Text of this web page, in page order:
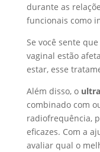
durante as
funcionais como
Se você sente que
vaginal estão
estar, esse
Além disso, o
combinado com
radiofrequência,
eficazes. Com a
avaliar qual o